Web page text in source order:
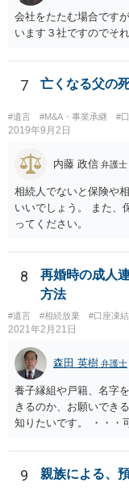
会社をたたむ場合です
います３社ですのでそ
7 亡くなる父の
#遺言 #M&A・事業承継 #
2019年9月2日
内藤 政信 弁護士
相続人でないと保険や
いいでしょう。 また、
ってください。
8
再婚時の成人
方法
#遺言 #相続放棄 #口座凍
2021年2月21日
森田 英樹 弁護士
養子縁組や戸籍、名字
きるのか、お願いでき
知りたいです。 ・・
ています。 やはり、成
の事だけ考えるべきな
い解決案があればお悩
9 親族による、